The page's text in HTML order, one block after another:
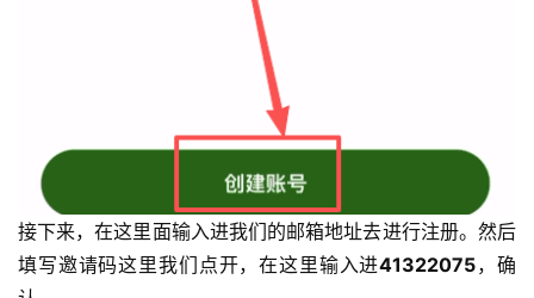
接下来，在这里面输入进我们的邮箱地址去进行注册。然后
填写邀请码这里我们点开，在这里输入进41322075，确